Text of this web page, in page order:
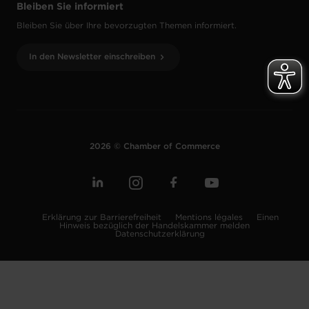
Bleiben Sie informiert
Bleiben Sie über Ihre bevorzugten Themen informiert.
In den Newsletter einschreiben
2026 © Chamber of Commerce
Erklärung zur Barrierefreiheit Mentions légales
Einen
Hinweis bezüglich der Handelskammer melden
Datenschutzerklärung